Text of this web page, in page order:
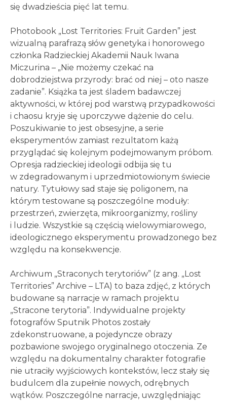
się dwadzieścia pięć lat temu.
Photobook „Lost Territories: Fruit Garden” jest
wizualną parafrazą słów genetyka i honorowego
członka Radzieckiej Akademii Nauk Iwana
Miczurina – „Nie możemy czekać na
dobrodziejstwa przyrody: brać od niej – oto nasze
zadanie”. Książka ta jest śladem badawczej
aktywności, w której pod warstwą przypadkowości
i chaosu kryje się uporczywe dążenie do celu.
Poszukiwanie to jest obsesyjne, a serie
eksperymentów zamiast rezultatom każą
przyglądać się kolejnym podejmowanym próbom.
Opresja radzieckiej ideologii odbija się tu
w zdegradowanym i uprzedmiotowionym świecie
natury. Tytułowy sad staje się poligonem, na
którym testowane są poszczególne moduły:
przestrzeń, zwierzęta, mikroorganizmy, rośliny
i ludzie. Wszystkie są częścią wielowymiarowego,
ideologicznego eksperymentu prowadzonego bez
względu na konsekwencje.
Archiwum „Straconych terytoriów” (z ang. „Lost
Territories” Archive – LTA) to baza zdjęć, z których
budowane są narracje w ramach projektu
„Stracone terytoria”. Indywidualne projekty
fotografów Sputnik Photos zostały
zdekonstruowane, a pojedyncze obrazy
pozbawione swojego oryginalnego otoczenia. Ze
względu na dokumentalny charakter fotografie
nie utraciły wyjściowych kontekstów, lecz stały się
budulcem dla zupełnie nowych, odrębnych
wątków. Poszczególne narracje, uwzględniając